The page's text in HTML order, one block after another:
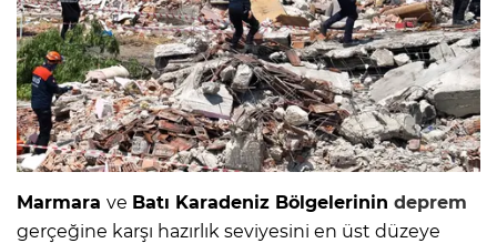
Marmara ve Batı Karadeniz Bölgelerinin deprem
gerçeğine karşı hazırlık seviyesini en üst düzeye